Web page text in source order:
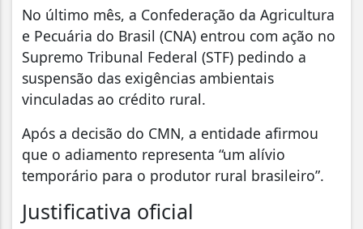
No último mês, a Confederação da Agricultura
e Pecuária do Brasil (CNA) entrou com ação no
Supremo Tribunal Federal (STF) pedindo a
suspensão das exigências ambientais
vinculadas ao crédito rural.
Após a decisão do CMN, a entidade afirmou
que o adiamento representa “um alívio
temporário para o produtor rural brasileiro”.
Justificativa oficial